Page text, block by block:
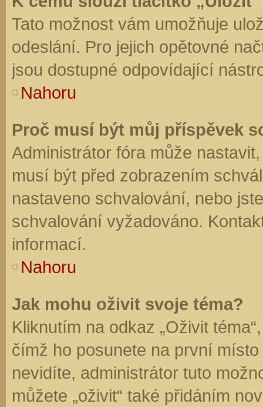
Tato možnost vám umožňuje
odeslání. Pro jejich opětovné
jsou dostupné odpovídající
Nahoru
Proč musí být můj příspěvek
Administrátor fóra může
musí být před zobrazením
nastaveno schvalování, nebo
schvalování vyžadováno.
informací.
Nahoru
Jak mohu oživit svoje téma?
Kliknutím na odkaz „Oživit
čímž ho posunete na první
nevidíte, administrátor tuto
můžete „oživit“ také přidáním